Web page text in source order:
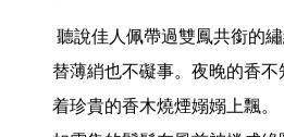
替薄綃也不礙事。夜晚的香
着珍貴的香木燒煙嫋嫋上飄。